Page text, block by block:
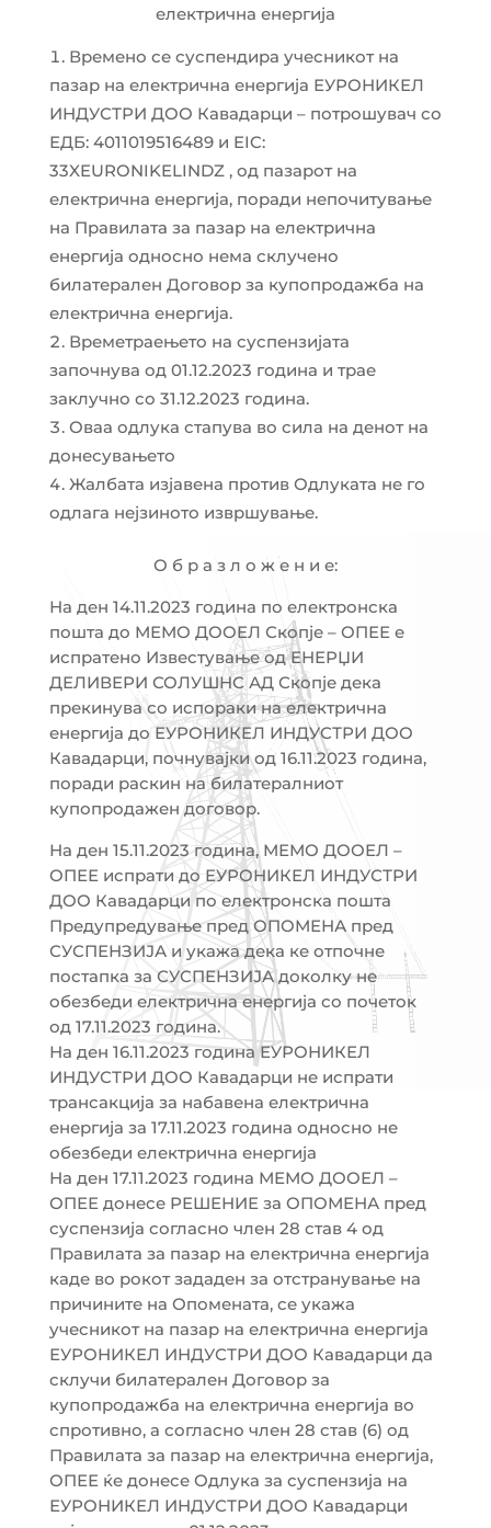
електрична енергија
Времено се суспендира учесникот на
пазар на електрична енергија ЕУРОНИКЕЛ
ИНДУСТРИ ДОО Кавадарци – потрошувач со
ЕДБ: 4011019516489 и EIC:
33XEURONIKELINDZ , од пазарот на
електрична енергија, поради непочитување
на Правилата за пазар на електрична
енергија односно нема склучено
билатерален Договор за купопродажба на
електрична енергија.
Времетраењето на суспензијата
започнува од 01.12.2023 година и трае
заклучно со 31.12.2023 година.
Оваа одлука стапува во сила на денот на
донесувањето
Жалбата изјавена против Одлуката не го
одлага нејзиното извршување.
О б р а з л о ж е н и е:
На ден 14.11.2023 година по електронска
пошта до МЕМО ДООЕЛ Скопје – ОПЕЕ е
испратено Известување од ЕНЕРЏИ
ДЕЛИВЕРИ СОЛУШНС АД Скопје дека
прекинува со испораки на електрична
енергија до ЕУРОНИКЕЛ ИНДУСТРИ ДОО
Кавадарци, почнувајки од 16.11.2023 година,
поради раскин на билатералниот
купопродажен договор.
На ден 15.11.2023 година, МЕМО ДООЕЛ –
ОПЕЕ испрати до ЕУРОНИКЕЛ ИНДУСТРИ
ДОО Кавадарци по електронска пошта
Предупредување пред ОПОМЕНА пред
СУСПЕНЗИЈА и укажа дека ке отпочне
постапка за СУСПЕНЗИЈА доколку не
обезбеди електрична енергија со почеток
од 17.11.2023 година.
На ден 16.11.2023 година ЕУРОНИКЕЛ
ИНДУСТРИ ДОО Кавадарци не испрати
трансакција за набавена електрична
енергија за 17.11.2023 година односно не
обезбеди електрична енергија
На ден 17.11.2023 година МЕМО ДООЕЛ –
ОПЕЕ донесе РЕШЕНИЕ за ОПОМЕНА пред
суспензија согласно член 28 став 4 од
Правилата за пазар на електрична енергија
каде во рокот зададен за отстранување на
причините на Опомената, се укажа
учесникот на пазар на електрична енергија
ЕУРОНИКЕЛ ИНДУСТРИ ДОО Кавадарци да
склучи билатерален Договор за
купопродажба на електрична енергија во
спротивно, а согласно член 28 став (6) од
Правилата за пазар на електрична енергија,
ОПЕЕ ќе донесе Одлука за суспензија на
ЕУРОНИКЕЛ ИНДУСТРИ ДОО Кавадарци